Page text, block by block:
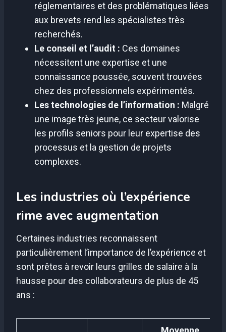
réglementaires et des problématiques liées
aux brevets rend les spécialistes très
recherchés.
Le conseil et l’audit : Ces domaines
nécessitent une expertise et une
connaissance poussée, souvent trouvées
chez des professionnels expérimentés.
Les technologies de l’information : Malgré
une image très jeune, ce secteur valorise
les profils seniors pour leur expertise des
processus et la gestion de projets
complexes.
Les industries où l’expérience
rime avec augmentation
Certaines industries reconnaissent
particulièrement l’importance de l’expérience et
sont prêtes à revoir leurs grilles de salaire à la
hausse pour des collaborateurs de plus de 45
ans :